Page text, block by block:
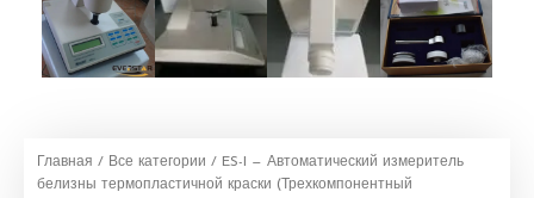
Главная / Все категории / ES-I — Автоматический измеритель
белизны термопластичной краски (Трехкомпонентный